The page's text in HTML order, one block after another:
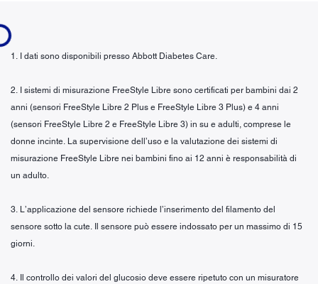
1. I dati sono disponibili presso Abbott Diabetes Care.
2. I sistemi di misurazione FreeStyle Libre sono certificati per bambini dai 2
anni (sensori FreeStyle Libre 2 Plus e FreeStyle Libre 3 Plus) e 4 anni
(sensori FreeStyle Libre 2 e FreeStyle Libre 3) in su e adulti, comprese le
donne incinte. La supervisione dell’uso e la valutazione dei sistemi di
misurazione FreeStyle Libre nei bambini fino ai 12 anni è responsabilità di
un adulto.
3. L’applicazione del sensore richiede l’inserimento del filamento del
sensore sotto la cute. Il sensore può essere indossato per un massimo di 15
giorni.
4. Il controllo dei valori del glucosio deve essere ripetuto con un misuratore